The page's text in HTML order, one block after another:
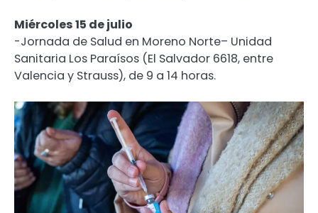
Miércoles 15 de julio
-Jornada de Salud en Moreno Norte– Unidad
Sanitaria Los Paraísos (El Salvador 6618, entre
Valencia y Strauss), de 9 a 14 horas.